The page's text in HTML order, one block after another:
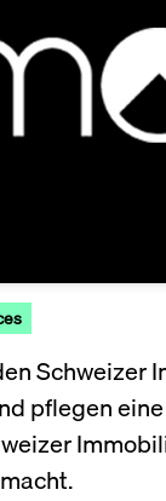
Schweizer
pflegen